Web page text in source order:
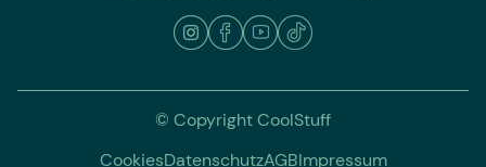
© Copyright CoolStuff
CookiesDatenschutzAGBImpressum